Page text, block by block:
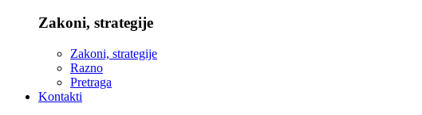
Zakoni, strategije
Zakoni, strategije
Razno
Pretraga
Kontakti